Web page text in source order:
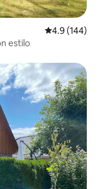
Calificación
4.9 (144)
estilo